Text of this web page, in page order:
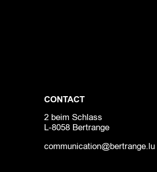
CONTACT
2 beim Schlass
L-8058 Bertrange
communication@bertrange.lu